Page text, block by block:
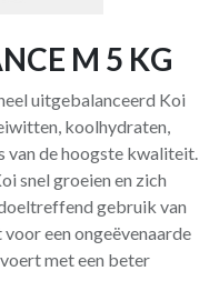
M 5 KG
uitgebalanceerd Koi
koolhydraten,
van de hoogste kwaliteit.
snel groeien en zich
gebruik van
een ongeëvenaarde
met een beter